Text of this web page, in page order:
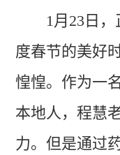
1月23日
度春节的美好
惶惶。作为一
本地人，程慧
力。但是通过